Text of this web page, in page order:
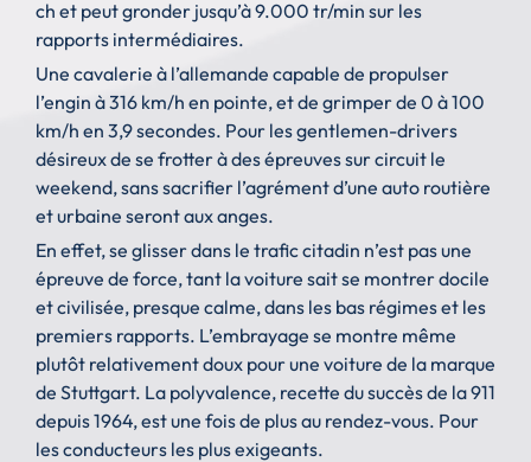
ch et peut gronder jusqu’à 9.000 tr/min sur les
rapports intermédiaires.
Une cavalerie à l’allemande capable de propulser
l’engin à 316 km/h en pointe, et de grimper de 0 à 100
km/h en 3,9 secondes. Pour les gentlemen-drivers
désireux de se frotter à des épreuves sur circuit le
weekend, sans sacrifier l’agrément d’une auto routière
et urbaine seront aux anges.
En effet, se glisser dans le trafic citadin n’est pas une
épreuve de force, tant la voiture sait se montrer docile
et civilisée, presque calme, dans les bas régimes et les
premiers rapports. L’embrayage se montre même
plutôt relativement doux pour une voiture de la marque
de Stuttgart. La polyvalence, recette du succès de la 911
depuis 1964, est une fois de plus au rendez-vous. Pour
les conducteurs les plus exigeants.